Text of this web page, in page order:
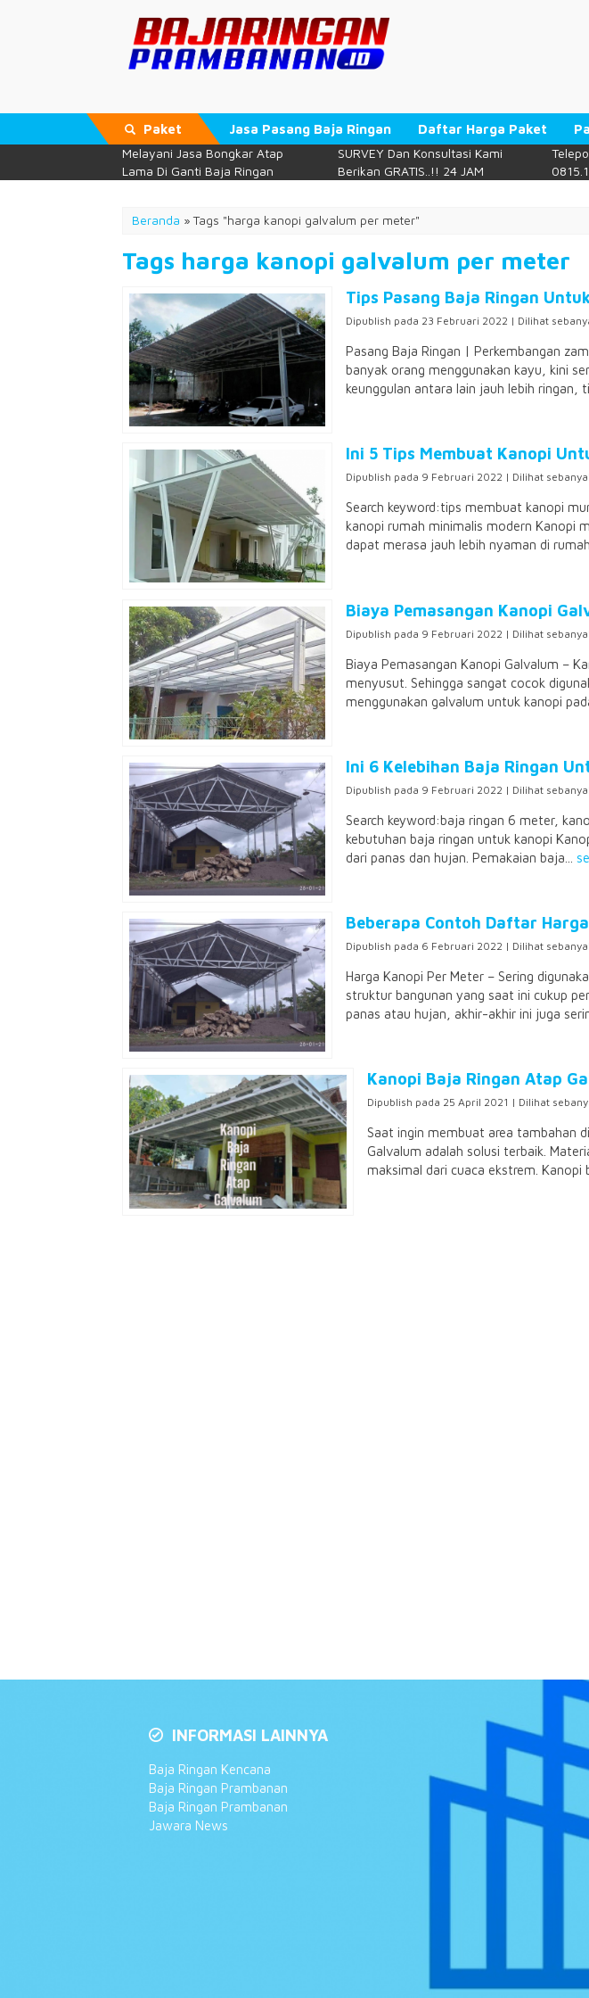
Paket Jasa Pasang Baja Ringan Daftar Harga Paket
Melayani Jasa Bongkar Atap
Lama Di Ganti Baja Ringan
SURVEY Dan Konsultasi Kami
Berikan GRATIS..!! 24 JAM
Beranda »Tags "harga kanopi galvalum per meter"
Tags harga kanopi galvalum per meter
Tips Pasang Baja Ringan
Dipublish pada 23 Februari 2022 | Dilihat
Pasang Baja Ringan | Perkembangan
banyak orang menggunakan kayu, kini
keunggulan antara lain jauh lebih ringan,
Ini 5 Tips Membuat Kanopi
Dipublish pada 9 Februari 2022 | Dilihat
Search keyword:tips membuat kanopi
kanopi rumah minimalis modern Kanopi
dapat merasa jauh lebih nyaman di rumah
Biaya Pemasangan Kanopi
Dipublish pada 9 Februari 2022 | Dilihat
Biaya Pemasangan Kanopi Galvalum –
menyusut. Sehingga sangat cocok
menggunakan galvalum untuk kanopi
Ini 6 Kelebihan Baja Ringan
Dipublish pada 9 Februari 2022 | Dilihat
Search keyword:baja ringan 6 meter,
kebutuhan baja ringan untuk kanopi
dari panas dan hujan. Pemakaian baja...
Beberapa Contoh Daftar
Dipublish pada 6 Februari 2022 | Dilihat
Harga Kanopi Per Meter – Sering
struktur bangunan yang saat ini cukup
panas atau hujan, akhir-akhir ini juga
Kanopi Baja Ringan Atap
Dipublish pada 25 April 2021 | Dilihat
Saat ingin membuat area tambahan
Galvalum adalah solusi terbaik.
maksimal dari cuaca ekstrem. Kanopi
INFORMASI LAINNYA
Baja Ringan Kencana
Baja Ringan Prambanan
Baja Ringan Prambanan
Jawara News